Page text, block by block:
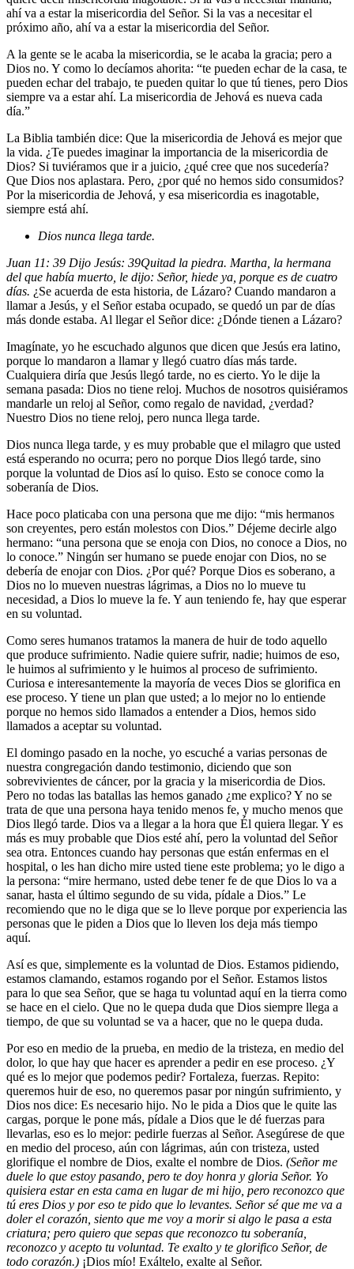
ahí va a estar la misericordia del Señor. Si la vas a necesitar el
próximo año, ahí va a estar la misericordia del Señor.
A la gente se le acaba la misericordia, se le acaba la gracia; pero a
Dios no. Y como lo decíamos ahorita: “te pueden echar de la casa, te
pueden echar del trabajo, te pueden quitar lo que tú tienes, pero Dios
siempre va a estar ahí. La misericordia de Jehová es nueva cada
día.”
La Biblia también dice: Que la misericordia de Jehová es mejor que
la vida. ¿Te puedes imaginar la importancia de la misericordia de
Dios? Si tuviéramos que ir a juicio, ¿qué cree que nos sucedería?
Que Dios nos aplastara. Pero, ¿por qué no hemos sido consumidos?
Por la misericordia de Jehová, y esa misericordia es inagotable,
siempre está ahí.
Dios nunca llega tarde.
Juan 11: 39 Dijo Jesús: 39Quitad la piedra. Martha, la hermana
del que había muerto, le dijo: Señor, hiede ya, porque es de cuatro
días. ¿Se acuerda de esta historia, de Lázaro? Cuando mandaron a
llamar a Jesús, y el Señor estaba ocupado, se quedó un par de días
más donde estaba. Al llegar el Señor dice: ¿Dónde tienen a Lázaro?
Imagínate, yo he escuchado algunos que dicen que Jesús era latino,
porque lo mandaron a llamar y llegó cuatro días más tarde.
Cualquiera diría que Jesús llegó tarde, no es cierto. Yo le dije la
semana pasada: Dios no tiene reloj. Muchos de nosotros quisiéramos
mandarle un reloj al Señor, como regalo de navidad, ¿verdad?
Nuestro Dios no tiene reloj, pero nunca llega tarde.
Dios nunca llega tarde, y es muy probable que el milagro que usted
está esperando no ocurra; pero no porque Dios llegó tarde, sino
porque la voluntad de Dios así lo quiso. Esto se conoce como la
soberanía de Dios.
Hace poco platicaba con una persona que me dijo: “mis hermanos
son creyentes, pero están molestos con Dios.” Déjeme decirle algo
hermano: “una persona que se enoja con Dios, no conoce a Dios, no
lo conoce.” Ningún ser humano se puede enojar con Dios, no se
debería de enojar con Dios. ¿Por qué? Porque Dios es soberano, a
Dios no lo mueven nuestras lágrimas, a Dios no lo mueve tu
necesidad, a Dios lo mueve la fe. Y aun teniendo fe, hay que esperar
en su voluntad.
Como seres humanos tratamos la manera de huir de todo aquello
que produce sufrimiento. Nadie quiere sufrir, nadie; huimos de eso,
le huimos al sufrimiento y le huimos al proceso de sufrimiento.
Curiosa e interesantemente la mayoría de veces Dios se glorifica en
ese proceso. Y tiene un plan que usted; a lo mejor no lo entiende
porque no hemos sido llamados a entender a Dios, hemos sido
llamados a aceptar su voluntad.
El domingo pasado en la noche, yo escuché a varias personas de
nuestra congregación dando testimonio, diciendo que son
sobrevivientes de cáncer, por la gracia y la misericordia de Dios.
Pero no todas las batallas las hemos ganado ¿me explico? Y no se
trata de que una persona haya tenido menos fe, y mucho menos que
Dios llegó tarde. Dios va a llegar a la hora que Él quiera llegar. Y es
más es muy probable que Dios esté ahí, pero la voluntad del Señor
sea otra. Entonces cuando hay personas que están enfermas en el
hospital, o les han dicho mire usted tiene este problema; yo le digo a
la persona: “mire hermano, usted debe tener fe de que Dios lo va a
sanar, hasta el último segundo de su vida, pídale a Dios.” Le
recomiendo que no le diga que se lo lleve porque por experiencia las
personas que le piden a Dios que lo lleven los deja más tiempo
aquí.
Así es que, simplemente es la voluntad de Dios. Estamos pidiendo,
estamos clamando, estamos rogando por el Señor. Estamos listos
para lo que sea Señor, que se haga tu voluntad aquí en la tierra como
se hace en el cielo. Que no le quepa duda que Dios siempre llega a
tiempo, de que su voluntad se va a hacer, que no le quepa duda.
Por eso en medio de la prueba, en medio de la tristeza, en medio del
dolor, lo que hay que hacer es aprender a pedir en ese proceso. ¿Y
qué es lo mejor que podemos pedir? Fortaleza, fuerzas. Repito:
queremos huir de eso, no queremos pasar por ningún sufrimiento, y
Dios nos dice: Es necesario hijo. No le pida a Dios que le quite las
cargas, porque le pone más, pídale a Dios que le dé fuerzas para
llevarlas, eso es lo mejor: pedirle fuerzas al Señor. Asegúrese de que
en medio del proceso, aún con lágrimas, aún con tristeza, usted
glorifique el nombre de Dios, exalte el nombre de Dios. (Señor me
duele lo que estoy pasando, pero te doy honra y gloria Señor. Yo
quisiera estar en esta cama en lugar de mi hijo, pero reconozco que
tú eres Dios y por eso te pido que lo levantes. Señor sé que me va a
doler el corazón, siento que me voy a morir si algo le pasa a esta
criatura; pero quiero que sepas que reconozco tu soberanía,
reconozco y acepto tu voluntad. Te exalto y te glorifico Señor, de
todo corazón.) ¡Dios mío! Exáltelo, exalte al Señor.